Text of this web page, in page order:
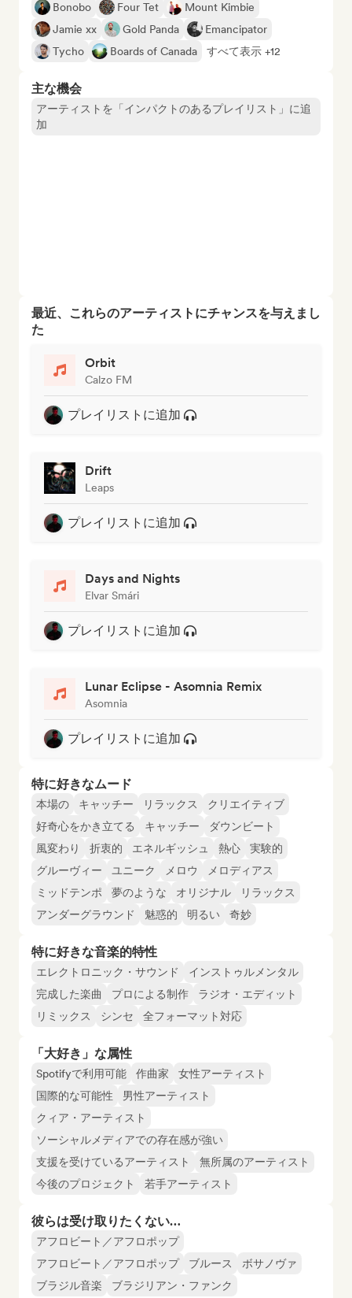
Bonobo Four Tet
Mount Kimbie
Jamie xx
Gold Panda
Emancipator
Tycho
Boards of Canada すべて表示 +12
主な機会
アーティストを「インパクトのあるプレイリスト」に追
加
最近、これらのアーティストにチャンスを与えまし
た
Orbit
Calzo FM
プレイリストに追加
Drift
Leaps
プレイリストに追加
Days and Nights
Elvar Smári
プレイリストに追加
Lunar Eclipse - Asomnia Remix
Asomnia
プレイリストに追加
特に好きなムード
本場の キャッチー リラックス
クリエイティブ
好奇心をかき立てる
キャッチー
ダウンビート
風変わり
折衷的 エネルギッシュ 熱心
実験的
グルーヴィー
ユニーク メロウ
メロディアス
ミッドテンポ
夢のような オリジナル
リラックス
アンダーグラウンド
魅惑的 明るい 奇妙
特に好きな音楽的特性
エレクトロニック・サウンド
インストゥルメンタル
完成した楽曲
プロによる制作
ラジオ・エディット
リミックス
シンセ 全フォーマット対応
「大好き」な属性
Spotifyで利用可能 作曲家
女性アーティスト
国際的な可能性
男性アーティスト
クィア・アーティスト
ソーシャルメディアでの存在感が強い
支援を受けているアーティスト
無所属のアーティスト
今後のプロジェクト
若手アーティスト
彼らは受け取りたくない…
アフロビート／アフロポップ
アフロビート／アフロポップ
ブルース
ボサノヴァ
ブラジル音楽
ブラジリアン・ファンク